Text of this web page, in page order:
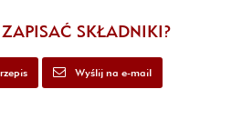
SKŁADNIKI?
Wyślij na e-mail